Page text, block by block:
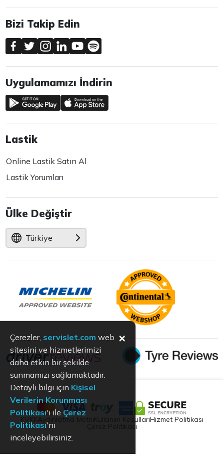
Bizi Takip Edin
Uygulamamızı İndirin
Lastik
Online Lastik Satın Al
Lastik Yorumları
Ülke Değiştir
Türkiye
Aydınlatma Metni Kullanım KoşullarıHizmet Politikası
Çerez Politikası
Çerezler, servislet.com web
sitesini ve hizmetlerimizi
daha etkin bir şekilde
sunmamızı sağlamaktadır.
Detaylı bilgi için Kişisel
Verilerin Korunması
Politikası'ı ile Çerez
Politikası'nı
inceleyebilirsiniz.
×